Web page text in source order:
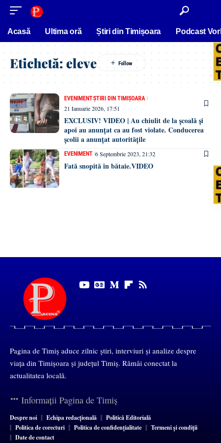
conținut
Acasă Ultima oră Știri din Timișoara Podcast
Etichetă:eleve
EVENIMENTȘTIRI DIN TIMIȘOARA
21 Ianuarie 2026, 17:51
EXCLUSIV! VIDEO | Au chiulit de la școală și
apoi au anunțat ca au fost violate. Conducerea
școlii a anunțat autoritățile
EVENIMENT 6 Septembrie 2023, 21:32
Fată snopită în bătaie.VIDEO
Pagina de Timiș aduce zilnic știri, interviuri și analize despre
viața din Timișoara și județul Timiș. Rămâi conectat la
actualitatea locală.
Informații Pagina de Timiș
Despre noi Echipa redacțională
Politică Editorială
Politica de corecturi
Politica de confidențialitate
Termeni și condiții
Date de contact